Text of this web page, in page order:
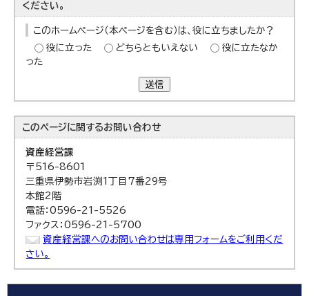
ください。
このホームページ（本ページを含む）は、役に立ちましたか？
役に立った
どちらともいえない
役に立たなか
った
送信
このページに関するお問い合わせ
資産経営課
〒516-8601
三重県伊勢市岩渕1丁目7番29号
本館2階
電話：0596-21-5526
ファクス：0596-21-5700
資産経営課へのお問い合わせは専用フォームをご利用くだ
さい。